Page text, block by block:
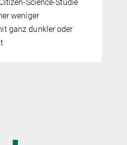
Science-Studie
weniger
ganz dunkler oder
◼